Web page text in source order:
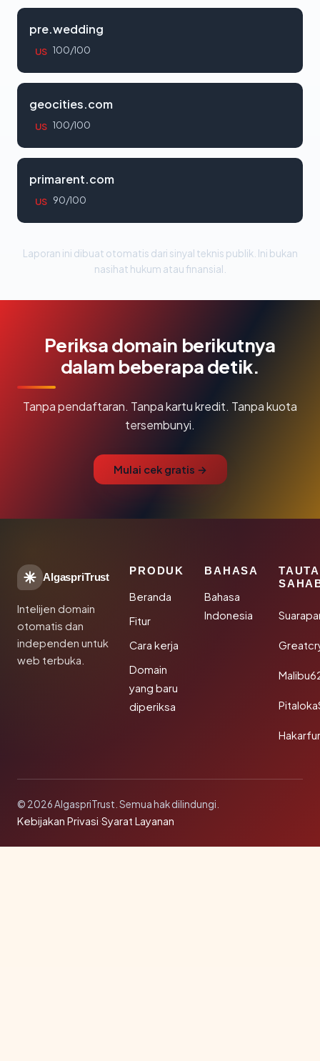
pre.wedding
US 100/100
geocities.com
US 100/100
primarent.com
US 90/100
Laporan ini dibuat otomatis dari sinyal teknis publik. Ini bukan
nasihat hukum atau finansial.
Periksa domain berikutnya
dalam beberapa detik.
Tanpa pendaftaran. Tanpa kartu kredit. Tanpa kuota
tersembunyi.
Mulai cek gratis →
AlgaspriTrust
Intelijen domain
otomatis dan
independen untuk
web terbuka.
PRODUK
Beranda
Fitur
Cara kerja
Domain
yang baru
diperiksa
BAHASA
Bahasa
Indonesia
© 2026 AlgaspriTrust. Semua hak dilindungi.
Kebijakan Privasi·Syarat Layanan